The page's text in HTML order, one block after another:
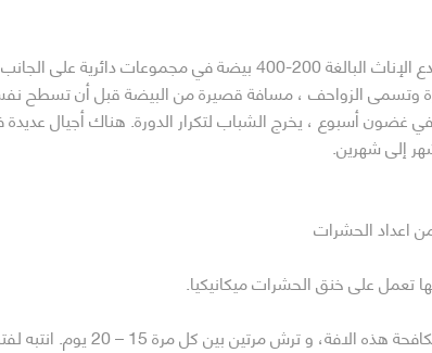
تقضي الحوريات الصغيرة الشتاء على أوراق النباتات المضيفة. في أواخر الربيع ،
الصغيرة وتسمى الزواحف ، مسافة قصيرة من البيضة قبل أن تسطح
وفي غضون أسبوع ، يخرج الشباب لتكرار الدورة. هناك أجيال
اعداد الحشرات
تعمل على خنق الحشرات ميكانيكيا.
اما المبيدات الحشرية فينصح باستخدامها